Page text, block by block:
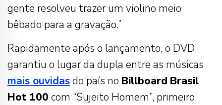
gente resolveu trazer um violino meio
bêbado para a gravação.”
Rapidamente após o lançamento, o DVD
garantiu o lugar da dupla entre as músicas
mais ouvidasdo país no Billboard Brasil
Hot 100 com “Sujeito Homem”, primeiro